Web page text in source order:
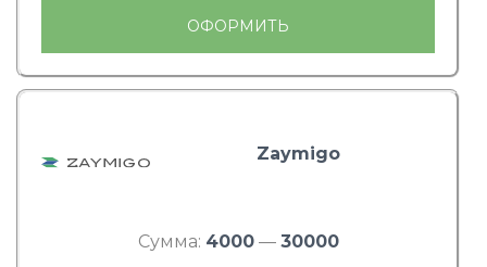
ОФОРМИТЬ
Zaymigo
Сумма: 4000— 30000